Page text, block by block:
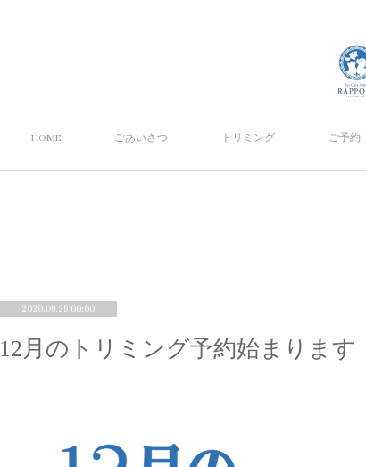
HOME ごあいさつ トリミング ご予約
2020.09.29 00:00
12月のトリミング予約始まります